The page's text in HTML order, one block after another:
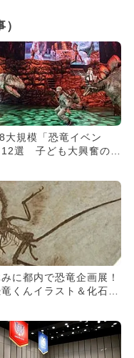
大規模「恐竜イベン
12選 子ども大興奮のお
に都内で恐竜企画展！
くんイラスト＆化石レ